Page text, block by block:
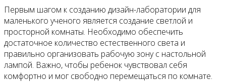
Первым шагом к созданию дизайн-лаборатории для
маленького ученого является создание светлой и
просторной комнаты. Необходимо обеспечить
достаточное количество естественного света и
правильно организовать рабочую зону с настольной
лампой. Важно, чтобы ребенок чувствовал себя
комфортно и мог свободно перемещаться по комнате.